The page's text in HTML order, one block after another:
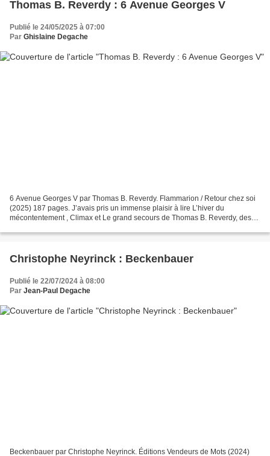
Thomas B. Reverdy : 6 Avenue Georges V
Publié le 24/05/2025 à 07:00
Par Ghislaine Degache
6 Avenue Georges V par Thomas B. Reverdy. Flammarion / Retour chez soi
(2025) 187 pages. J’avais pris un immense plaisir à lire L’hiver du
mécontentement , Climax et Le grand secours de Thomas B. Reverdy, des
Christophe Neyrinck : Beckenbauer
Publié le 22/07/2024 à 08:00
Par Jean-Paul Degache
Beckenbauer par Christophe Neyrinck. Éditions Vendeurs de Mots (2024)